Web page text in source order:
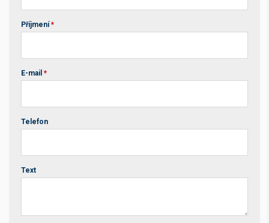
Příjmení *
E-mail *
Telefon
Text